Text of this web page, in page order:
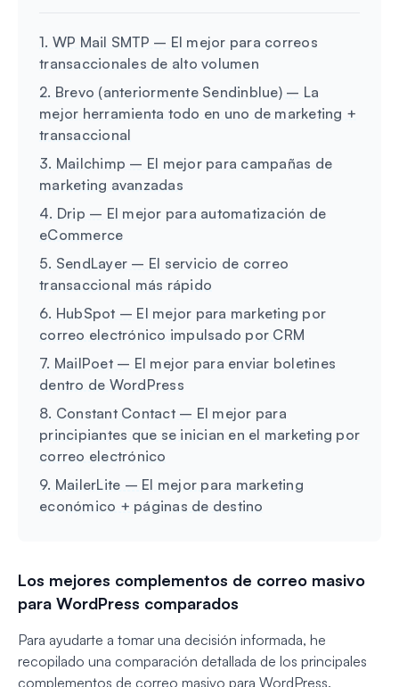
1. WP Mail SMTP – El mejor para correos
transaccionales de alto volumen
2. Brevo (anteriormente Sendinblue) – La
mejor herramienta todo en uno de marketing +
transaccional
3. Mailchimp – El mejor para campañas de
marketing avanzadas
4. Drip – El mejor para automatización de
eCommerce
5. SendLayer – El servicio de correo
transaccional más rápido
6. HubSpot – El mejor para marketing por
correo electrónico impulsado por CRM
7. MailPoet – El mejor para enviar boletines
dentro de WordPress
8. Constant Contact – El mejor para
principiantes que se inician en el marketing por
correo electrónico
9. MailerLite – El mejor para marketing
económico + páginas de destino
Los mejores complementos de correo masivo
para WordPress comparados
Para ayudarte a tomar una decisión informada, he
recopilado una comparación detallada de los principales
complementos de correo masivo para WordPress.